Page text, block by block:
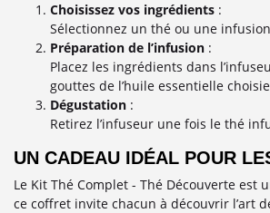
Choisissez vos ingrédients:
Sélectionnez un thé ou une
Préparation de l’infusion:
Placez les ingrédients dans
gouttes de l’huile essentielle
Dégustation:
Retirez l’infuseur une fois le thé
UN CADEAU IDÉAL POUR
Le Kit Thé Complet - Thé Découverte
ce coffret invite chacun à découvrir l’art